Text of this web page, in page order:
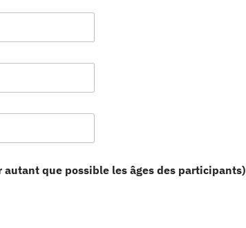
que possible les âges des participants)